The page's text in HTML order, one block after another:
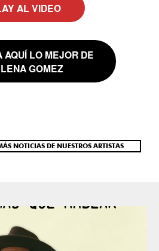
AL VIDEO
AQUÍ LO MEJOR DE
GOMEZ
NOTICIAS DE NUESTROS ARTISTAS